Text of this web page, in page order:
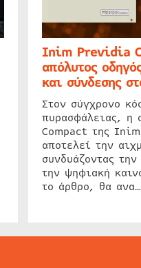
Inim Previdia
απόλυτος
και σύνδεσης
Στον σύγχρονο
πυρασφάλειας, η
Compact της
αποτελεί την
συνδυάζοντας
την ψηφιακή
το άρθρο, θα ανα…